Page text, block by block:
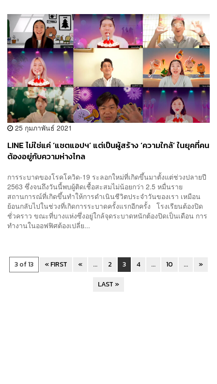
25 กุมภาพันธ์ 2021
LINE ไม่ใช่แค่ ‘แชตแอปฯ’ แต่เป็นผู้สร้าง ‘ความใกล้’ ในยุคที่คน
ต้องอยู่กับความห่างไกล
การระบาดของโรคโควิด-19 ระลอกใหม่ที่เกิดขึ้นมาตั้งแต่ช่วงปลายปี
2563 ซึ่งจนถึงวันนี้พบผู้ติดเชื้อสะสมไม่น้อยกว่า 2.5 หมื่นราย
สถานการณ์ที่เกิดขึ้นทำให้การดำเนินชีวิตประจำวันของเรา เหมือน
ย้อนกลับไปในช่วงที่เกิดการระบาดครั้งแรกอีกครั้ง โรงเรียนต้องปิด
ชั่วคราว ขณะที่บางแห่งซึ่งอยู่ใกล้จุดระบาดหนักต้องปิดเป็นเดือน การ
ทำงานในออฟฟิศต้องเปลี่ย...
3 of 13 « FIRST « ... 2 3 4 ... 10 ...
»
LAST »